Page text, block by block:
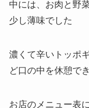
中には、お肉と野
少し薄味でした
濃くて辛いトッポ
ど口の中を休憩で
お店のメニュー表